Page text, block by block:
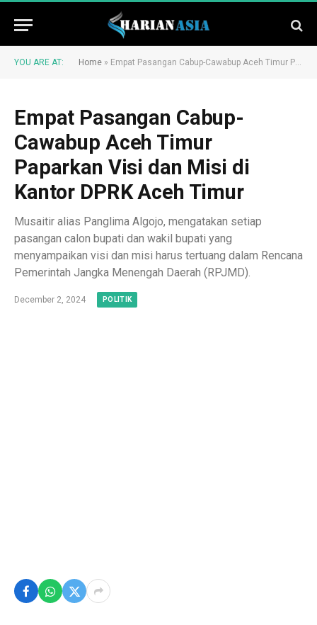
YOU ARE AT: Home » Empat Pasangan Cabup-Cawabup Aceh Timur Paparkan Visi dan Misi di Kantor DPRK Aceh Timur
Empat Pasangan Cabup-
Cawabup Aceh Timur
Paparkan Visi dan Misi di
Kantor DPRK Aceh Timur
Musaitir alias Panglima Algojo, mengatakan setiap
pasangan calon bupati dan wakil bupati yang
menyampaikan visi dan misi harus tertuang dalam Rencana
Pemerintah Jangka Menengah Daerah (RPJMD).
December 2, 2024 POLITIK